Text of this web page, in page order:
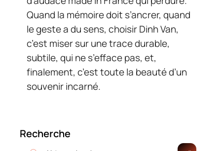
Quand la mémoire doit s’ancrer, quand
le geste a du sens, choisir Dinh Van,
c’est miser sur une trace durable,
subtile, qui ne s’efface pas, et,
finalement, c’est toute la beauté d’un
souvenir incarné.
Recherche